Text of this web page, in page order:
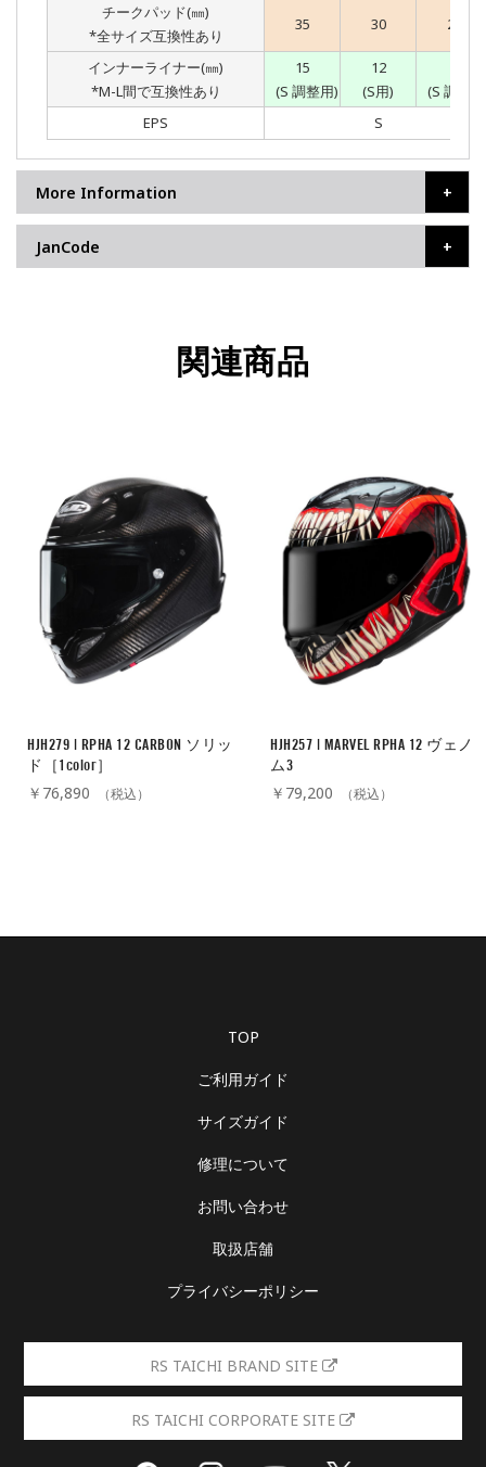
チークパッド(㎜)
*全サイズ互換性あり
35 30 25
インナーライナー(㎜)
*M-L間で互換性あり
15
(S 調整用)
12
(S用)
(S 調整
EPS
S
More Information
JanCode
関連商品
HJH279 | RPHA 12 CARBON ソリッ
ド［1color］
￥76,890 （税込）
HJH257 | MARVEL RPHA 12 ヴェノ
ム3
￥79,200 （税込）
TOP
ご利用ガイド
サイズガイド
修理について
お問い合わせ
取扱店舗
プライバシーポリシー
RS TAICHI BRAND SITE
RS TAICHI CORPORATE SITE